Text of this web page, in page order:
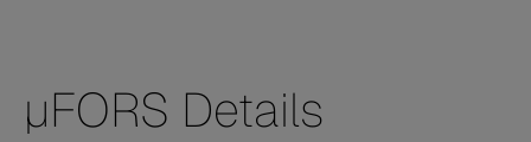
µFORS Details